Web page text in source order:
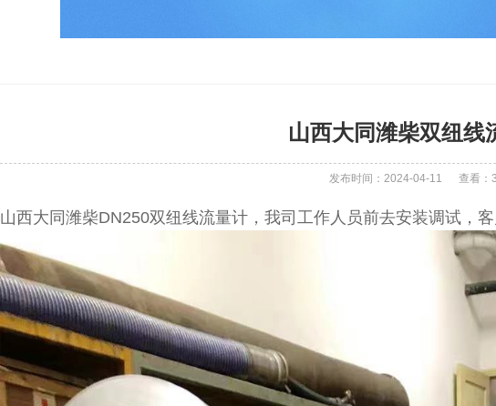
山西大同潍柴双纽线
发布时间：2024-04-11 查看：
山西大同潍柴DN250双纽线流量计，我司工作人员前去安装调试，